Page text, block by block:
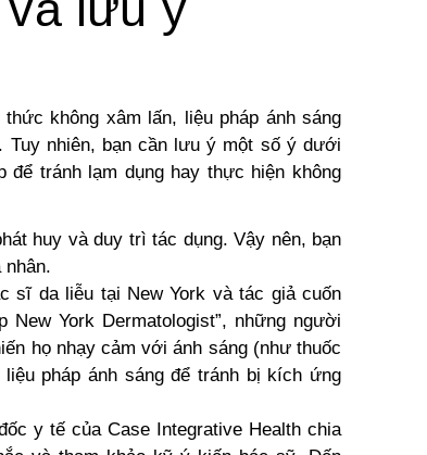
không xâm lấn, liệu pháp ánh sáng
Tuy nhiên, bạn cần lưu ý một số ý dưới
tránh lạm dụng hay thực hiện không
huy và duy trì tác dụng. Vậy nên, bạn
sĩ da liễu tại New York và tác giả cuốn
New York Dermatologist”, những người
họ nhạy cảm với ánh sáng (như thuốc
pháp ánh sáng để tránh bị kích ứng
y tế của Case Integrative Health chia